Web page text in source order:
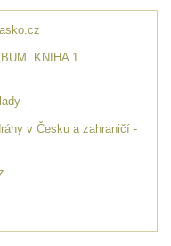
KNIHA 1
v Česku a zahraničí -